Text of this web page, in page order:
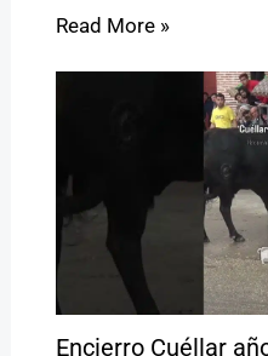
Read More »
Encierro Cuéllar